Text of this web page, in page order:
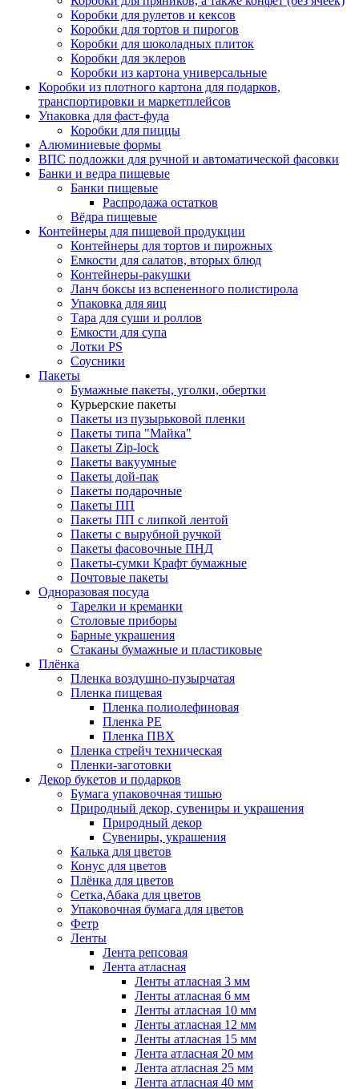
Коробки для рулетов и кексов
Коробки для тортов и пирогов
Коробки для шоколадных плиток
Коробки для эклеров
Коробки из картона универсальные
Коробки из плотного картона для подарков,
транспортировки и маркетплейсов
Упаковка для фаст-фуда
Коробки для пиццы
Алюминиевые формы
ВПС подложки для ручной и автоматической фасовки
Банки и ведра пищевые
Банки пищевые
Распродажа остатков
Вёдра пищевые
Контейнеры для пищевой продукции
Контейнеры для тортов и пирожных
Емкости для салатов, вторых блюд
Контейнеры-ракушки
Ланч боксы из вспененного полистирола
Упаковка для яиц
Тара для суши и роллов
Емкости для супа
Лотки PS
Соусники
Пакеты
Бумажные пакеты, уголки, обертки
Курьерские пакеты
Пакеты из пузырьковой пленки
Пакеты типа "Майка"
Пакеты Zip-lock
Пакеты вакуумные
Пакеты дой-пак
Пакеты подарочные
Пакеты ПП
Пакеты ПП с липкой лентой
Пакеты с вырубной ручкой
Пакеты фасовочные ПНД
Пакеты-сумки Крафт бумажные
Почтовые пакеты
Одноразовая посуда
Тарелки и креманки
Столовые приборы
Барные украшения
Стаканы бумажные и пластиковые
Плёнка
Пленка воздушно-пузырчатая
Пленка пищевая
Пленка полиолефиновая
Пленка PE
Пленка ПВХ
Пленка стрейч техническая
Пленки-заготовки
Декор букетов и подарков
Бумага упаковочная тишью
Природный декор, сувениры и украшения
Природный декор
Сувениры, украшения
Калька для цветов
Конус для цветов
Плёнка для цветов
Сетка,Абака для цветов
Упаковочная бумага для цветов
Фетр
Ленты
Лента репсовая
Лента атласная
Ленты атласная 3 мм
Ленты атласная 6 мм
Ленты атласная 10 мм
Ленты атласная 12 мм
Ленты атласная 15 мм
Лента атласная 20 мм
Лента атласная 25 мм
Лента атласная 40 мм